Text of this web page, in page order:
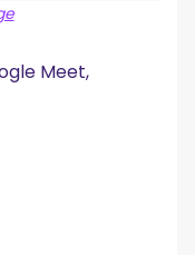
Meet,